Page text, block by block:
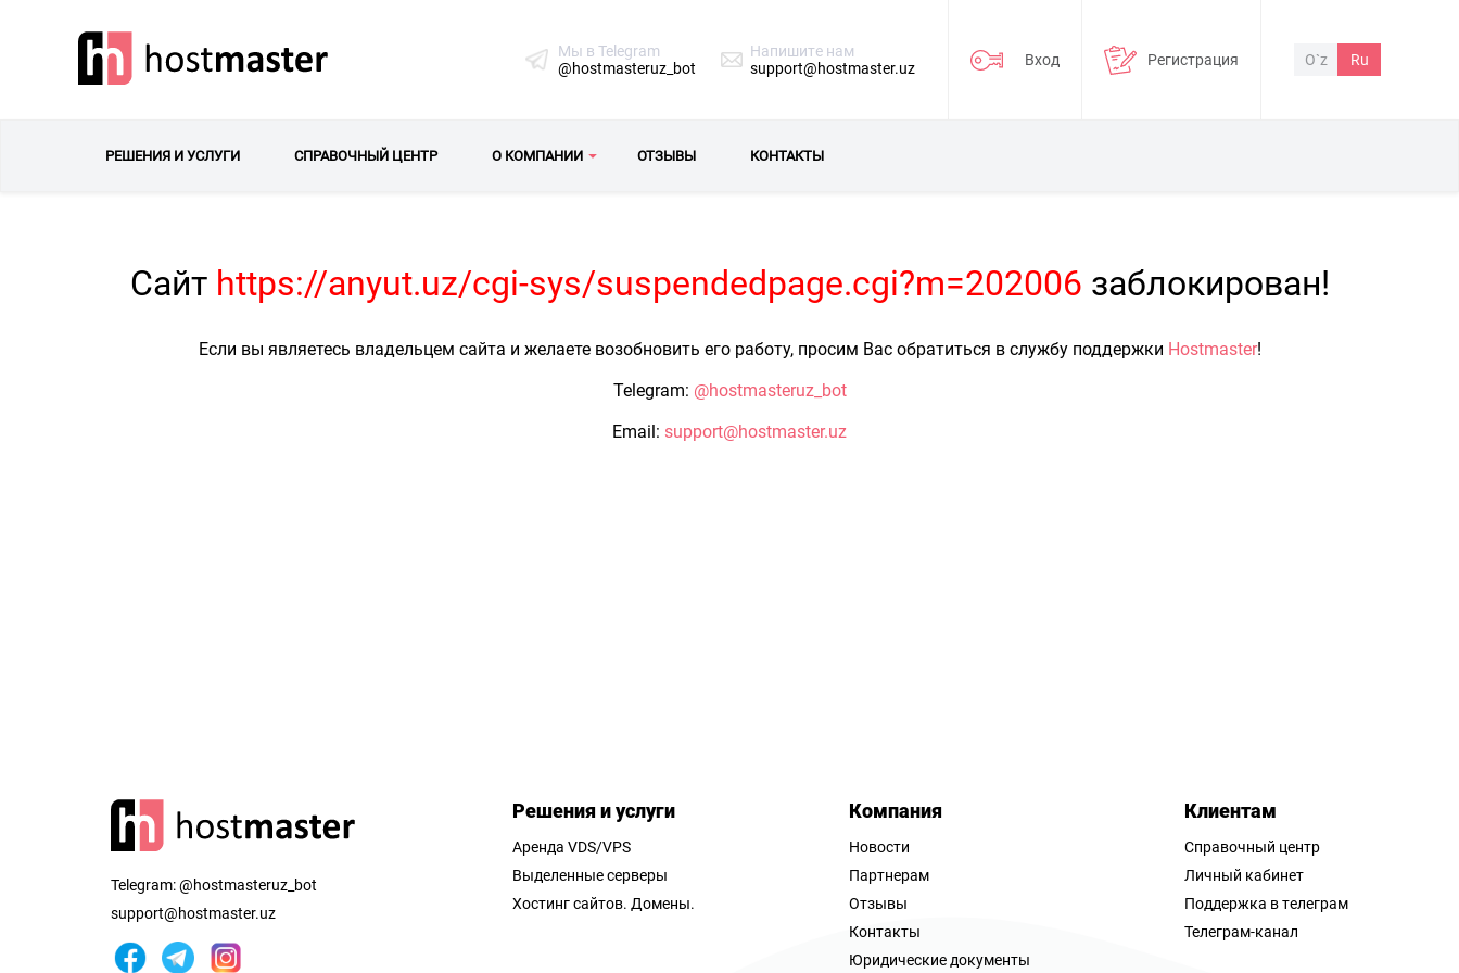
Мы в Telegram
@hostmasteruz_bot
Напишите нам
support@hostmaster.uz
Вход Регистрация O`z Ru
РЕШЕНИЯ И УСЛУГИ СПРАВОЧНЫЙ ЦЕНТР О КОМПАНИИ ОТЗЫВЫ КОНТАКТЫ
Сайт https://anyut.uz/cgi-sys/suspendedpage.cgi?m=202006 заблокирован!
Если вы являетесь владельцем сайта и желаете возобновить его работу, просим Вас обратиться в службу поддержки Hostmaster!
Telegram: @hostmasteruz_bot
Email: support@hostmaster.uz
Telegram:@hostmasteruz_bot
support@hostmaster.uz
Решения и услуги
Аренда VDS/VPS
Выделенные серверы
Хостинг сайтов. Домены.
Компания
Новости
Партнерам
Отзывы
Контакты
Юридические документы
Клиентам
Справочный центр
Личный кабинет
Поддержка в телеграм
Телеграм-канал